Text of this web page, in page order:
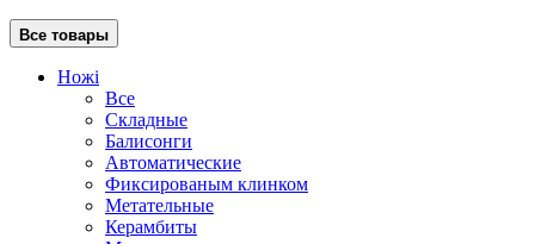
Все товары
Ножі
Все
Складные
Балисонги
Автоматические
Фиксированым клинком
Метательные
Керамбиты